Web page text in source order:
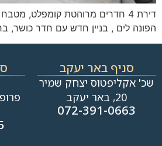
דירת 4 חדרים מרוהטת קומפלט,
הפונה לים , בניין חדש עם חדר כושר,
סניף באר יעקב
שכ' אקליפטוס יצחק שמיר
20, באר יעקב
072-391-0663